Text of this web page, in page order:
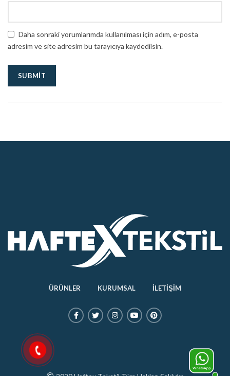
Daha sonraki yorumlarımda kullanılması için adım, e-posta
adresim ve site adresim bu tarayıcıya kaydedilsin.
ÜRÜNLER KURUMSAL İLETİŞİM